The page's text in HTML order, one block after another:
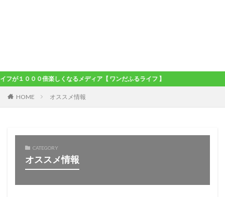
００倍楽しくなるメディア【 ワンだふるライフ 】
HOME オススメ情報
CATEGORY
オススメ情報